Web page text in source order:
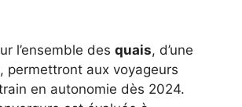
l’ensemble des quais, d’une
permettront aux voyageurs
en autonomie dès 2024.